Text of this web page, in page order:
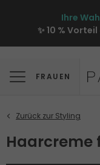
Ihre
✨ 10 %
FRAUEN
Haarcreme